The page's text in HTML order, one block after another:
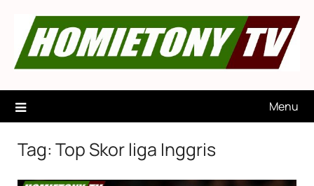
content
Menu
Tag: Top Skor liga Inggris